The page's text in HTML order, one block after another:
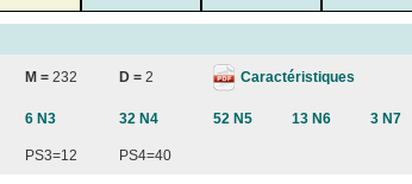
M = 232 D = 2 Caractéristiques
6 N3 32 N4 52 N5 13 N6 3 N7
PS3=12 PS4=40